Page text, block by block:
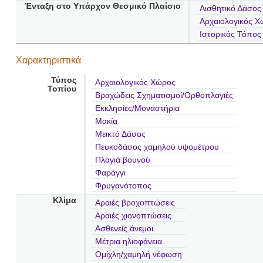
Ένταξη στο Υπάρχον Θεσμικό Πλαίσιο
Αισθητικό Δάσος
Αρχαιολογικός
Ιστορικός Τόπος
Χαρακτηριστικά
Τύπος
Τοπίου
Αρχαιολογικός Χώρος
Βραχώδεις Σχηματισμοί/Ορθοπλαγιές
Εκκλησίες/Μοναστήρια
Μακία
Μεικτό Δάσος
Πευκοδάσος χαμηλού υψομέτρου
Πλαγιά βουνού
Φαράγγι
Φρυγανότοπος
Κλίμα
Αραιές βροχοπτώσεις
Αραιές χιονοπτώσεις
Ασθενείς άνεμοι
Μέτρια ηλιοφάνεια
Ομίχλη/χαμηλή νέφωση